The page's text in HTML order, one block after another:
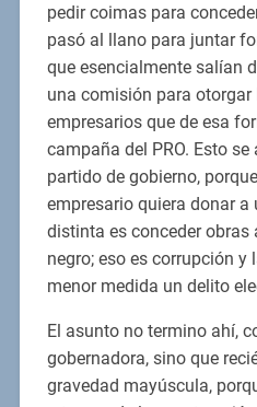
pedir coimas para
pasó al llano para juntar
que esencialmente salían
una comisión para
empresarios que de esa
campaña del PRO. Esto
partido de gobierno,
empresario quiera donar a
distinta es conceder obras
negro; eso es corrupción y
menor medida un delito
El asunto no termino ahí,
gobernadora, sino que
gravedad mayúscula,